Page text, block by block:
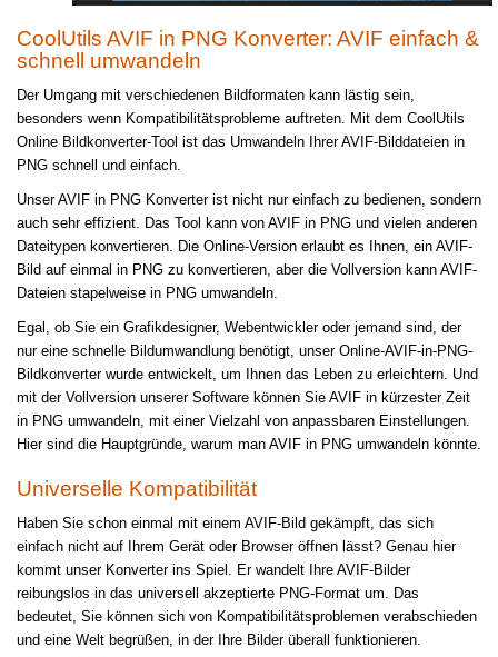
CoolUtils AVIF in PNG Konverter: AVIF einfach &
schnell umwandeln
Der Umgang mit verschiedenen Bildformaten kann lästig sein,
besonders wenn Kompatibilitätsprobleme auftreten. Mit dem CoolUtils
Online Bildkonverter-Tool ist das Umwandeln Ihrer AVIF-Bilddateien in
PNG schnell und einfach.
Unser AVIF in PNG Konverter ist nicht nur einfach zu bedienen, sondern
auch sehr effizient. Das Tool kann von AVIF in PNG und vielen anderen
Dateitypen konvertieren. Die Online-Version erlaubt es Ihnen, ein AVIF-
Bild auf einmal in PNG zu konvertieren, aber die Vollversion kann AVIF-
Dateien stapelweise in PNG umwandeln.
Egal, ob Sie ein Grafikdesigner, Webentwickler oder jemand sind, der
nur eine schnelle Bildumwandlung benötigt, unser Online-AVIF-in-PNG-
Bildkonverter wurde entwickelt, um Ihnen das Leben zu erleichtern. Und
mit der Vollversion unserer Software können Sie AVIF in kürzester Zeit
in PNG umwandeln, mit einer Vielzahl von anpassbaren Einstellungen.
Hier sind die Hauptgründe, warum man AVIF in PNG umwandeln könnte.
Universelle Kompatibilität
Haben Sie schon einmal mit einem AVIF-Bild gekämpft, das sich
einfach nicht auf Ihrem Gerät oder Browser öffnen lässt? Genau hier
kommt unser Konverter ins Spiel. Er wandelt Ihre AVIF-Bilder
reibungslos in das universell akzeptierte PNG-Format um. Das
bedeutet, Sie können sich von Kompatibilitätsproblemen verabschieden
und eine Welt begrüßen, in der Ihre Bilder überall funktionieren.